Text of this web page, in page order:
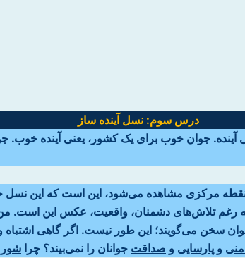
درس سوم: نسل آینده ساز
آینده. جوان خوب برای یک کشور، یعنی آینده خوب.
نقطه مرکزی مشاهده ‌می‌شود، این است که این نسل
اما به رغم تلاش‌های دشمنان، واقعیت، عکس این
سخن ‌می‌گویند؛ این طور نیست. اگر گاهی اشتباه و
و پارسایی و صداقت جوانان را نمی‌بیند؟ چرا شور